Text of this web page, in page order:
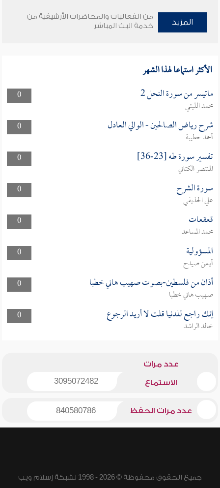
المزيد
من الفعاليات والمحاضرات الأرشيفية من
خدمة البث المباشر
الأكثر استماعا لهذا الشهر
0 ماتيسر من سورة النحل 2
محمد الليثي
0
شرح رياض الصالحين - الوالي العادل
أحمد حطيبة
0
تفسير سورة طه [23-36]
المنتصر الكتاني
0
سورة الشرح
علي الحذيفي
0
قعقعات
محمد المساعد
0
المسؤولية
أيمن صيدح
0
أذان من فلسطين-بصوت صهيب هاني خطبا
صهيب هاني خطبا
0
إنك راجع للدنيا قلت لا أريد الرجوع
خالد الراشد
عدد مرات
الاستماع 3095072482
عدد مرات الحفظ 840580786
جميع الحقوق محفوظة © 2026 - 1998 لشبكة إسلام ويب